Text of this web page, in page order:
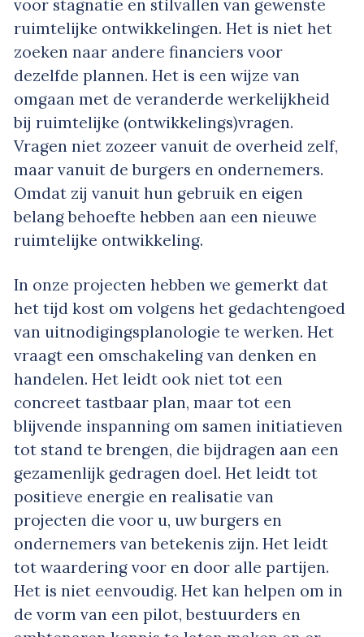
voor stagnatie en stilvallen van gewenste
ruimtelijke ontwikkelingen. Het is niet het
zoeken naar andere financiers voor
dezelfde plannen. Het is een wijze van
omgaan met de veranderde werkelijkheid
bij ruimtelijke (ontwikkelings)vragen.
Vragen niet zozeer vanuit de overheid zelf,
maar vanuit de burgers en ondernemers.
Omdat zij vanuit hun gebruik en eigen
belang behoefte hebben aan een nieuwe
ruimtelijke ontwikkeling.
In onze projecten hebben we gemerkt dat
het tijd kost om volgens het gedachtengoed
van uitnodigingsplanologie te werken. Het
vraagt een omschakeling van denken en
handelen. Het leidt ook niet tot een
concreet tastbaar plan, maar tot een
blijvende inspanning om samen initiatieven
tot stand te brengen, die bijdragen aan een
gezamenlijk gedragen doel. Het leidt tot
positieve energie en realisatie van
projecten die voor u, uw burgers en
ondernemers van betekenis zijn. Het leidt
tot waardering voor en door alle partijen.
Het is niet eenvoudig. Het kan helpen om in
de vorm van een pilot, bestuurders en